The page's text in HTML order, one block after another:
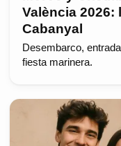
València 2026:
Cabanyal
Desembarco,
fiesta marinera.